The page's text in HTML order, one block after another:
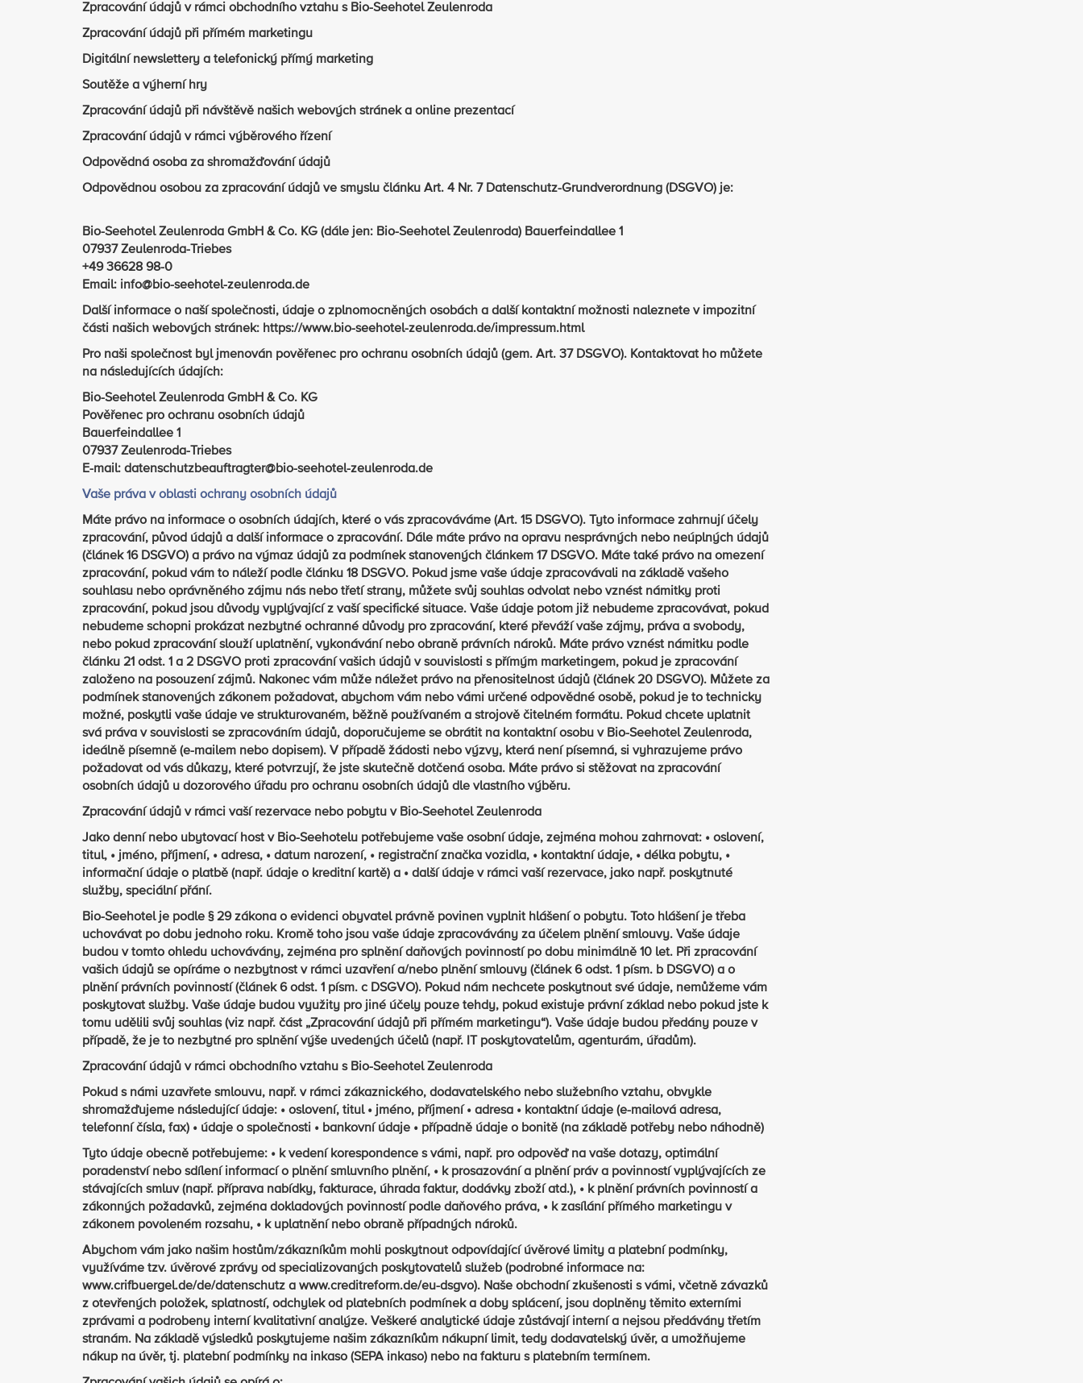
Zpracování údajů v rámci obchodního vztahu s Bio-Seehotel Zeulenroda
Zpracování údajů při přímém marketingu
Digitální newslettery a telefonický přímý marketing
Soutěže a výherní hry
Zpracování údajů při návštěvě našich webových stránek a online prezentací
Zpracování údajů v rámci výběrového řízení
Odpovědná osoba za shromažďování údajů
Odpovědnou osobou za zpracování údajů ve smyslu článku Art. 4 Nr. 7 Datenschutz-Grundverordnung (DSGVO) je:
Bio-Seehotel Zeulenroda GmbH & Co. KG (dále jen: Bio-Seehotel Zeulenroda) Bauerfeindallee 1
07937 Zeulenroda-Triebes
+49 36628 98-0
Email: info@bio-seehotel-zeulenroda.de
Další informace o naší společnosti, údaje o zplnomocněných osobách a další kontaktní možnosti naleznete v impozitní
části našich webových stránek: https://www.bio-seehotel-zeulenroda.de/impressum.html
Pro naši společnost byl jmenován pověřenec pro ochranu osobních údajů (gem. Art. 37 DSGVO). Kontaktovat ho můžete
na následujících údajích:
Bio-Seehotel Zeulenroda GmbH & Co. KG
Pověřenec pro ochranu osobních údajů
Bauerfeindallee 1
07937 Zeulenroda-Triebes
E-mail: datenschutzbeauftragter@bio-seehotel-zeulenroda.de
Vaše práva v oblasti ochrany osobních údajů
Máte právo na informace o osobních údajích, které o vás zpracováváme (Art. 15 DSGVO). Tyto informace zahrnují účely
zpracování, původ údajů a další informace o zpracování. Dále máte právo na opravu nesprávných nebo neúplných údajů
(článek 16 DSGVO) a právo na výmaz údajů za podmínek stanovených článkem 17 DSGVO. Máte také právo na omezení
zpracování, pokud vám to náleží podle článku 18 DSGVO. Pokud jsme vaše údaje zpracovávali na základě vašeho
souhlasu nebo oprávněného zájmu nás nebo třetí strany, můžete svůj souhlas odvolat nebo vznést námitky proti
zpracování, pokud jsou důvody vyplývající z vaší specifické situace. Vaše údaje potom již nebudeme zpracovávat, pokud
nebudeme schopni prokázat nezbytné ochranné důvody pro zpracování, které převáží vaše zájmy, práva a svobody,
nebo pokud zpracování slouží uplatnění, vykonávání nebo obraně právních nároků. Máte právo vznést námitku podle
článku 21 odst. 1 a 2 DSGVO proti zpracování vašich údajů v souvislosti s přímým marketingem, pokud je zpracování
založeno na posouzení zájmů. Nakonec vám může náležet právo na přenositelnost údajů (článek 20 DSGVO). Můžete za
podmínek stanovených zákonem požadovat, abychom vám nebo vámi určené odpovědné osobě, pokud je to technicky
možné, poskytli vaše údaje ve strukturovaném, běžně používaném a strojově čitelném formátu. Pokud chcete uplatnit
svá práva v souvislosti se zpracováním údajů, doporučujeme se obrátit na kontaktní osobu v Bio-Seehotel Zeulenroda,
ideálně písemně (e-mailem nebo dopisem). V případě žádosti nebo výzvy, která není písemná, si vyhrazujeme právo
požadovat od vás důkazy, které potvrzují, že jste skutečně dotčená osoba. Máte právo si stěžovat na zpracování
osobních údajů u dozorového úřadu pro ochranu osobních údajů dle vlastního výběru.
Zpracování údajů v rámci vaší rezervace nebo pobytu v Bio-Seehotel Zeulenroda
Jako denní nebo ubytovací host v Bio-Seehotelu potřebujeme vaše osobní údaje, zejména mohou zahrnovat: • oslovení,
titul, • jméno, příjmení, • adresa, • datum narození, • registrační značka vozidla, • kontaktní údaje, • délka pobytu, •
informační údaje o platbě (např. údaje o kreditní kartě) a • další údaje v rámci vaší rezervace, jako např. poskytnuté
služby, speciální přání.
Bio-Seehotel je podle § 29 zákona o evidenci obyvatel právně povinen vyplnit hlášení o pobytu. Toto hlášení je třeba
uchovávat po dobu jednoho roku. Kromě toho jsou vaše údaje zpracovávány za účelem plnění smlouvy. Vaše údaje
budou v tomto ohledu uchovávány, zejména pro splnění daňových povinností po dobu minimálně 10 let. Při zpracování
vašich údajů se opíráme o nezbytnost v rámci uzavření a/nebo plnění smlouvy (článek 6 odst. 1 písm. b DSGVO) a o
plnění právních povinností (článek 6 odst. 1 písm. c DSGVO). Pokud nám nechcete poskytnout své údaje, nemůžeme vám
poskytovat služby. Vaše údaje budou využity pro jiné účely pouze tehdy, pokud existuje právní základ nebo pokud jste k
tomu udělili svůj souhlas (viz např. část „Zpracování údajů při přímém marketingu“). Vaše údaje budou předány pouze v
případě, že je to nezbytné pro splnění výše uvedených účelů (např. IT poskytovatelům, agenturám, úřadům).
Zpracování údajů v rámci obchodního vztahu s Bio-Seehotel Zeulenroda
Pokud s námi uzavřete smlouvu, např. v rámci zákaznického, dodavatelského nebo služebního vztahu, obvykle
shromažďujeme následující údaje: • oslovení, titul • jméno, příjmení • adresa • kontaktní údaje (e-mailová adresa,
telefonní čísla, fax) • údaje o společnosti • bankovní údaje • případně údaje o bonitě (na základě potřeby nebo náhodně)
Tyto údaje obecně potřebujeme: • k vedení korespondence s vámi, např. pro odpověď na vaše dotazy, optimální
poradenství nebo sdílení informací o plnění smluvního plnění, • k prosazování a plnění práv a povinností vyplývajících ze
stávajících smluv (např. příprava nabídky, fakturace, úhrada faktur, dodávky zboží atd.), • k plnění právních povinností a
zákonných požadavků, zejména dokladových povinností podle daňového práva, • k zasílání přímého marketingu v
zákonem povoleném rozsahu, • k uplatnění nebo obraně případných nároků.
Abychom vám jako našim hostům/zákazníkům mohli poskytnout odpovídající úvěrové limity a platební podmínky,
využíváme tzv. úvěrové zprávy od specializovaných poskytovatelů služeb (podrobné informace na:
www.crifbuergel.de/de/datenschutz a www.creditreform.de/eu-dsgvo). Naše obchodní zkušenosti s vámi, včetně závazků
z otevřených položek, splatností, odchylek od platebních podmínek a doby splácení, jsou doplněny těmito externími
zprávami a podrobeny interní kvalitativní analýze. Veškeré analytické údaje zůstávají interní a nejsou předávány třetím
stranám. Na základě výsledků poskytujeme našim zákazníkům nákupní limit, tedy dodavatelský úvěr, a umožňujeme
nákup na úvěr, tj. platební podmínky na inkaso (SEPA inkaso) nebo na fakturu s platebním termínem.